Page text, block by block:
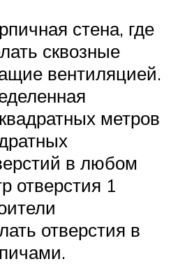
стена, где
сквозные
вентиляцией.
метров
в любом
отверстия 1
отверстия в